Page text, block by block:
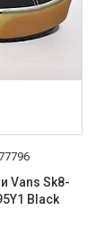
Vans Sk8-
Black